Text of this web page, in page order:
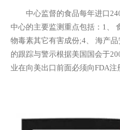
中心监督的食品每年进口
中心的主要监测重点包括：1、
物毒素其它有害成份;4、 海产
的跟踪与警示根据美国国会于
业在向美出口前面必须向FDA注